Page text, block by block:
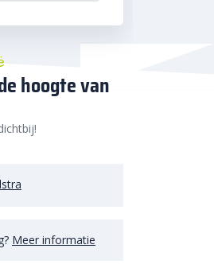
hoogte van
Meer informatie